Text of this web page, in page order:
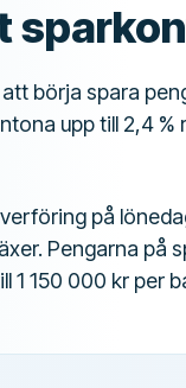
börja spara
upp till 2,4
på
Pengarna
1 150 000 kr per